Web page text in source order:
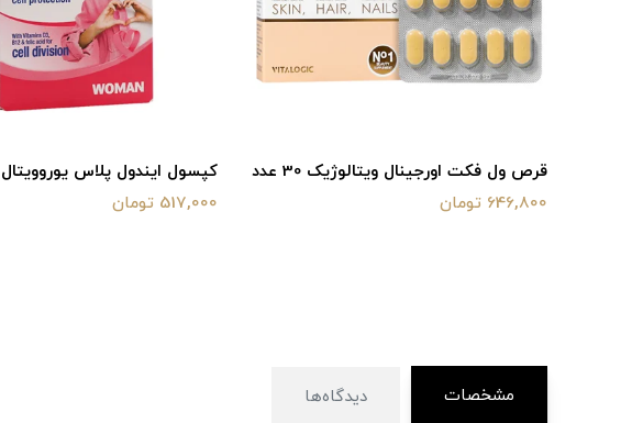
قرص ول فکت اورجینال ویتالوژیک 30 عدد
646,800 تومان
کپسول ایندول پلاس یوروویتال ۳۰ عددی
517,000 تومان
مشخصات دیدگاه‌ها